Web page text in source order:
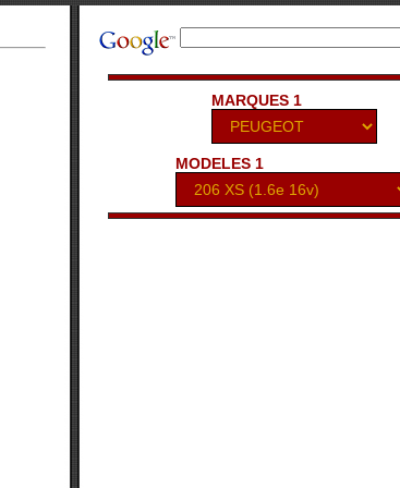
MARQUES 1
MODELES 1